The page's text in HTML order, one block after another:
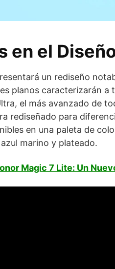
en el
un rediseño
planos caracterizarán
el más avanzado de
rediseñado para
en una paleta de
marino y plateado.
Magic 7 Lite: Un